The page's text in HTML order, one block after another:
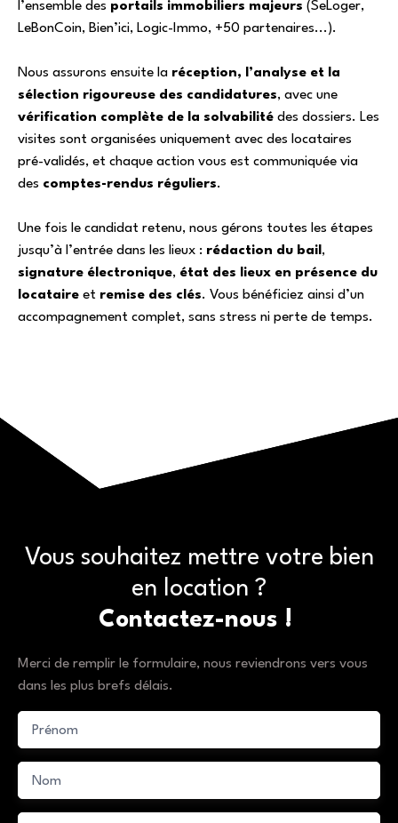
l’ensemble des portails immobiliers majeurs (SeLoger,
LeBonCoin, Bien’ici, Logic-Immo, +50 partenaires...).
Nous assurons ensuite la réception, l’analyse et la
sélection rigoureuse des candidatures, avec une
vérification complète de la solvabilité des dossiers. Les
visites sont organisées uniquement avec des locataires
pré-validés, et chaque action vous est communiquée via
des comptes-rendus réguliers.
Une fois le candidat retenu, nous gérons toutes les étapes
jusqu’à l’entrée dans les lieux : rédaction du bail ,
signature électronique, état des lieux en présence du
locataire et remise des clés. Vous bénéficiez ainsi d’un
accompagnement complet, sans stress ni perte de temps.
Vous souhaitez mettre votre bien
en location ?
Contactez-nous !
Merci de remplir le formulaire, nous reviendrons vers vous
dans les plus brefs délais.
Prénom
Nom